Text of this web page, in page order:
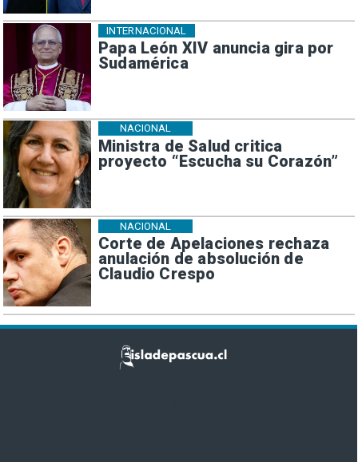
Papa León XIV anuncia gira por
Sudamérica
INTERNACIONAL
Ministra de Salud critica
proyecto “Escucha su Corazón”
NACIONAL
Corte de Apelaciones rechaza
anulación de absolución de
Claudio Crespo
NACIONAL